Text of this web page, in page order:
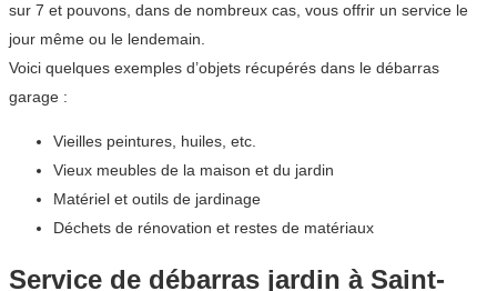
sur 7 et pouvons, dans de nombreux cas, vous offrir un service le
jour même ou le lendemain.
Voici quelques exemples d’objets récupérés dans le débarras
garage :
Vieilles peintures, huiles, etc.
Vieux meubles de la maison et du jardin
Matériel et outils de jardinage
Déchets de rénovation et restes de matériaux
Service de débarras jardin à Saint-